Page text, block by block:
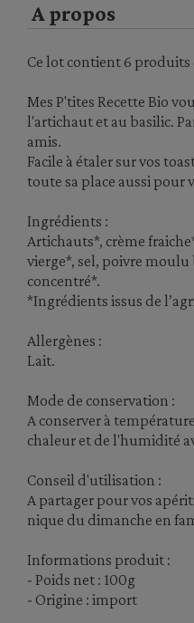
A propos
Ce lot contient 6 produits
Mes P'tites Recette Bio
l'artichaut et au basilic.
amis.
Facile à étaler sur vos
toute sa place aussi pour
Ingrédients :
Artichauts*, crème
vierge*, sel, poivre
concentré*.
*Ingrédients issus de
Allergènes :
Lait.
Mode de conservation :
A conserver à
chaleur et de l'humidité
Conseil d'utilisation :
A partager pour vos
nique du dimanche en
Informations produit :
- Poids net : 100g
- Origine : import